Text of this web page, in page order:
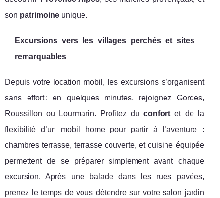
son patrimoine unique.
Excursions vers les villages perchés et sites
remarquables
Depuis votre location mobil, les excursions s’organisent
sans effort : en quelques minutes, rejoignez Gordes,
Roussillon ou Lourmarin. Profitez duconfort et de la
flexibilité d’un mobil home pour partir à l’aventure :
chambres terrasse, terrasse couverte, et cuisine équipée
permettent de se préparer simplement avant chaque
excursion. Après une balade dans les rues pavées,
prenez le temps de vous détendre sur votre salon jardin